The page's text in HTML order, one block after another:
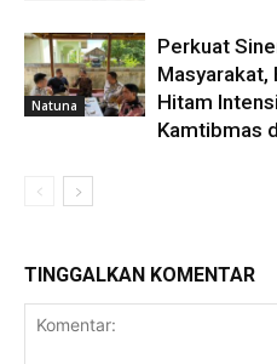
Natuna
Perkuat
Masyarakat,
Hitam
Kamtibmas
TINGGALKAN KOMENTAR